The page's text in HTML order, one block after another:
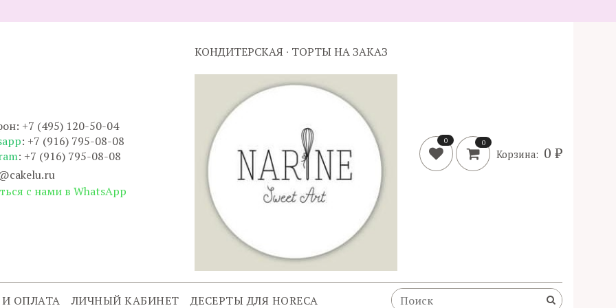
+7 (495) 120-50-04
: +7 (916) 795-08-08
: +7 (916) 795-08-08
с нами в WhatsApp
КОНДИТЕРСКАЯ ∙ ТОРТЫ НА ЗАКАЗ
0 0
Корзина: 0 ₽
ОПЛАТА ЛИЧНЫЙ КАБИНЕТ ДЕСЕРТЫ ДЛЯ HORECA